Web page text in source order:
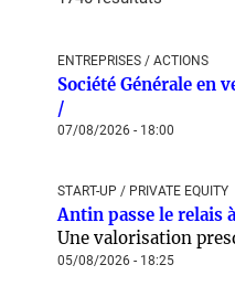
ENTREPRISES / ACTIONS
Société Générale en
/
07/08/2026 - 18:00
START-UP / PRIVATE EQUITY
Antin passe le relais
Une valorisation
05/08/2026 - 18:25